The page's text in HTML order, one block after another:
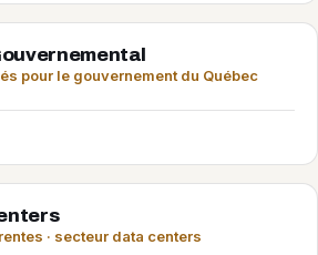
pour le gouvernement du Québec
· secteur data centers